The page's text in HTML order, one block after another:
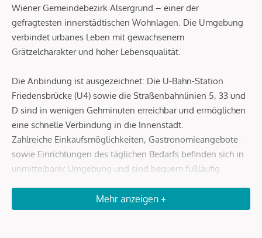
Wiener Gemeindebezirk Alsergrund – einer der
gefragtesten innerstädtischen Wohnlagen. Die Umgebung
verbindet urbanes Leben mit gewachsenem
Grätzelcharakter und hoher Lebensqualität.
Die Anbindung ist ausgezeichnet: Die U-Bahn-Station
Friedensbrücke (U4) sowie die Straßenbahnlinien 5, 33 und
D sind in wenigen Gehminuten erreichbar und ermöglichen
eine schnelle Verbindung in die Innenstadt.
Zahlreiche Einkaufsmöglichkeiten, Gastronomieangebote
sowie Einrichtungen des täglichen Bedarfs befinden sich in
unmittelbarer Umgebung und sind bequem fußläufig
Erholungs- und Freizeitmöglichkeiten wie der Augarten
sowie kulturelle Einrichtungen runden die hervorragende
Mehr anzeigen +